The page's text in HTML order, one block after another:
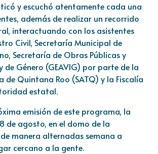
y escuchó atentamente cada una
además de realizar un recorrido
interactuando con los asistentes
Civil, Secretaría Municipal de
Secretaría de Obras Públicas y
de Género (GEAVIG) por parte de la
Quintana Roo (SATQ) y la Fiscalía
estatal.
emisión de este programa, la
de agosto, en el domo de la
manera alternadas semana a
cercano a la gente.